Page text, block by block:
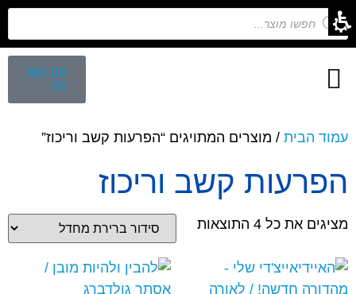
₪0.00
0
עמוד הבית / מוצרים המתויגים “הפרעות קשב וריכוז”
הפרעות קשב וריכוז
מציגים את כל ⁦4⁩ התוצאות